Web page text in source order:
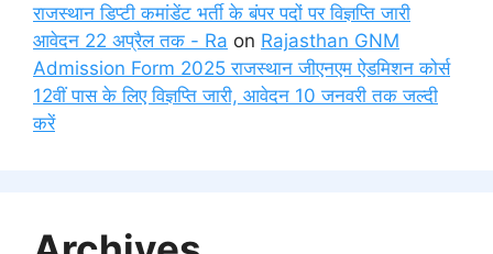
राजस्थान डिप्टी कमांडेंट भर्ती के बंपर पदों पर विज्ञप्ति जारी
आवेदन 22 अप्रैल तक - Ra on Rajasthan GNM
Admission Form 2025 राजस्थान जीएनएम ऐडमिशन कोर्स
12वीं पास के लिए विज्ञप्ति जारी, आवेदन 10 जनवरी तक जल्दी
करें